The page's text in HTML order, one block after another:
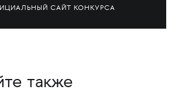
САЙТ КОНКУРСА
также